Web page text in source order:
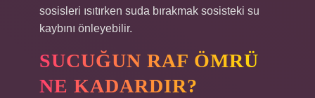
sosisleri ısıtırken suda bırakmak sosisteki su
kaybını önleyebilir.
SUCUĞUN RAF ÖMRÜ
NE KADARDIR?